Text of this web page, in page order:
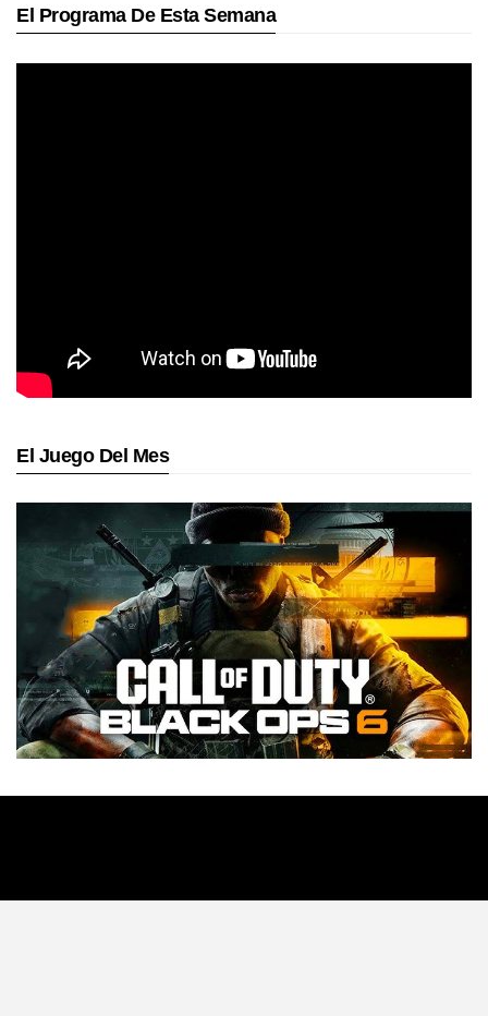
El Programa De Esta Semana
El Juego Del Mes